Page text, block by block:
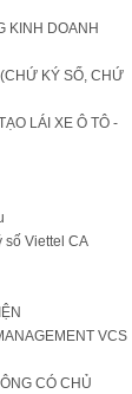
KINH DOANH
KÝ SỐ, CHỨ
LÁI XE Ô TÔ -
số Viettel CA
VCS
CÓ CHỦ